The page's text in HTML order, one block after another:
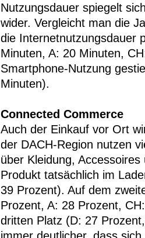
Nutzungsdauer spiegelt
wider. Vergleicht man die
die Internetnutzungsdauer
Minuten, A: 20 Minuten,
Smartphone-Nutzung
Minuten).
Connected Commerce
Auch der Einkauf vor Ort
der DACH-Region nutzen
über Kleidung,
Produkt tatsächlich im
39 Prozent). Auf dem
Prozent, A: 28 Prozent,
dritten Platz (D: 27
immer deutlicher, dass